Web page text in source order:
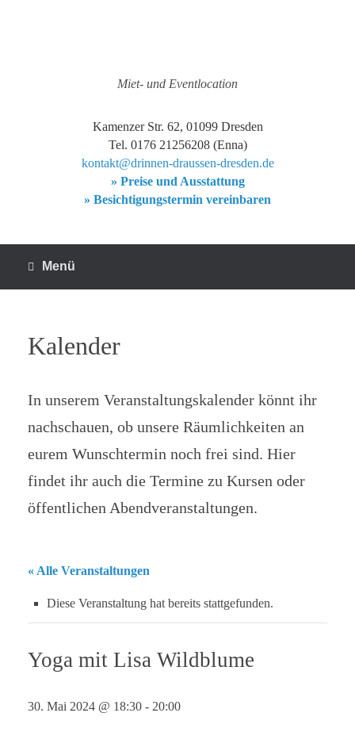
Miet- und Eventlocation
Kamenzer Str. 62, 01099 Dresden
Tel. 0176 21256208 (Enna)
kontakt@drinnen-draussen-dresden.de
» Preise und Ausstattung
» Besichtigungstermin vereinbaren
Menü
Kalender
In unserem Veranstaltungskalender könnt ihr
nachschauen, ob unsere Räumlichkeiten an
eurem Wunschtermin noch frei sind. Hier
findet ihr auch die Termine zu Kursen oder
öffentlichen Abendveranstaltungen.
« Alle Veranstaltungen
Diese Veranstaltung hat bereits stattgefunden.
Yoga mit Lisa Wildblume
30. Mai 2024 @ 18:30 - 20:00